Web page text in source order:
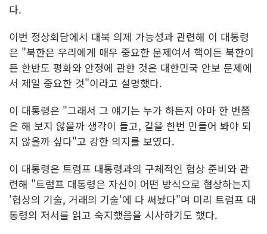
다.
이번 정상회담에서 대북 의제 가능성과 관련해 이 대통령
은 "북한은 우리에게 매우 중요한 문제여서 핵이든 북한이
든 한반도 평화와 안정에 관한 것은 대한민국 안보 문제에
서 제일 중요한 것"이라고 설명했다.
이 대통령은 "그래서 그 얘기는 누가 하든지 아마 한 번쯤
은 해 보지 않을까 생각이 들고, 길을 한번 만들어 봐야 되
지 않을까 싶다"고 강한 의지를 보였다.
이 대통령은 트럼프 대통령과의 구체적인 협상 준비와 관
련해 "트럼프 대통령은 자신이 어떤 방식으로 협상하는지
'협상의 기술, 거래의 기술'에 다 써놨다"며 미리 트럼프 대
통령의 저서를 읽고 숙지했음을 시사하기도 했다.